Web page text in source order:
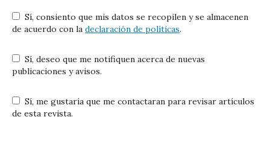
de acuerdo con la declaración de políticas.
publicaciones y avisos.
de esta revista.